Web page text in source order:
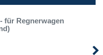
für Regnerwagen